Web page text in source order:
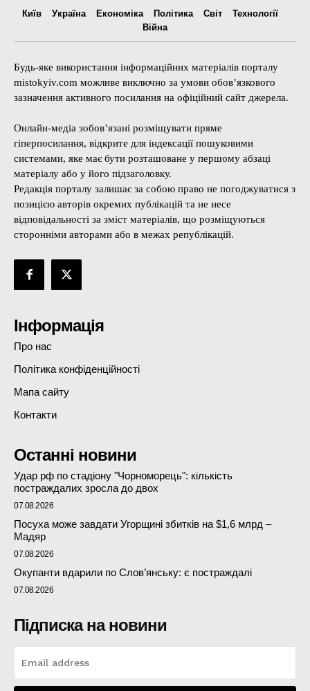
Київ Україна Економіка Політика Світ
Технології
Війна
Будь-яке використання інформаційних матеріалів порталу
mistokyiv.com можливе виключно за умови обов’язкового
зазначення активного посилання на офіційний сайт джерела.
Онлайн-медіа зобов’язані розміщувати пряме
гіперпосилання, відкрите для індексації пошуковими
системами, яке має бути розташоване у першому абзаці
матеріалу або у його підзаголовку.
Редакція порталу залишає за собою право не погоджуватися з
позицією авторів окремих публікацій та не несе
відповідальності за зміст матеріалів, що розміщуються
сторонніми авторами або в межах републікацій.
Інформація
Про нас
Політика конфіденційності
Мапа сайту
Контакти
Останні новини
Удар рф по стадіону "Чорноморець": кількість
постраждалих зросла до двох
07.08.2026
Посуха може завдати Угорщині збитків на $1,6 млрд –
Мадяр
07.08.2026
Окупанти вдарили по Слов’янську: є постраждалі
07.08.2026
Підписка на новини